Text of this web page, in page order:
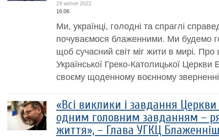
29 квітня 2022
16:06
Ми, українці, голодні та спраглі
почуваємося блаженними. Ми будемо
щоб сучасний світ міг жити в мирі. Про
Української Греко-Католицької
своєму щоденному воєнному
«Всі виклики і завдання Церкви
одним головним завданням –
життя», – Глава УГКЦ